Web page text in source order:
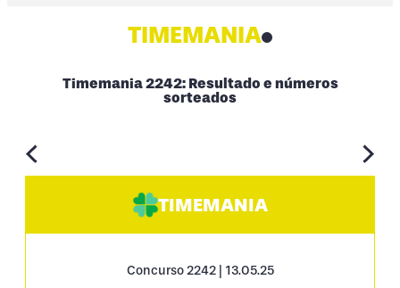
TIMEMANIA
Timemania 2242: Resultado e números
sorteados
TIMEMANIA
Concurso 2242 | 13.05.25